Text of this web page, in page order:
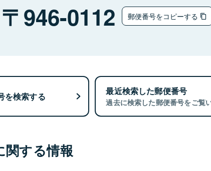
946-0112 郵便番号をコピーする
を検索する 最近検索した郵便番号
過去に検索した郵便番号をご覧
関する情報